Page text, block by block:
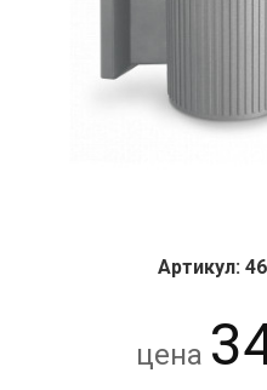
Артикул:
цена